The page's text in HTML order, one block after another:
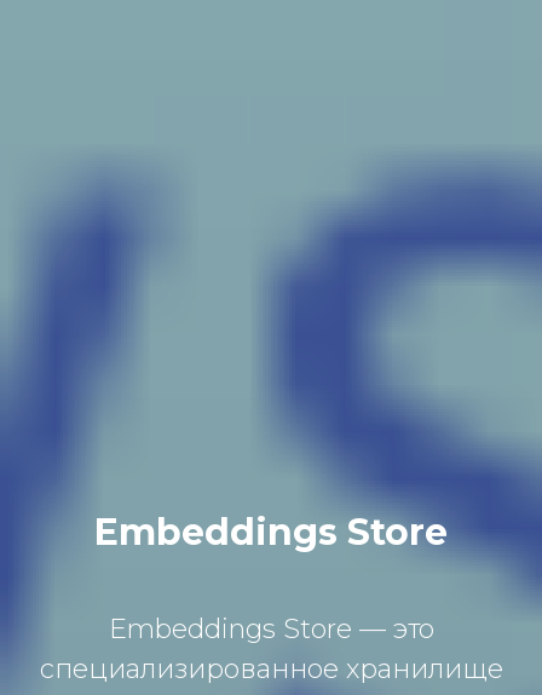
Embeddings Store
Embeddings Store — это
специализированное хранилище